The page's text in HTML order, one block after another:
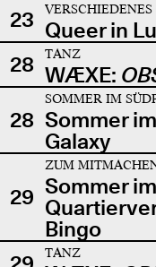
23
VERSCHIEDENES
Queer in
28
TANZ
WÆXE:
28
SOMMER IM
Sommer
Galaxy
29
ZUM
Sommer
Bingo
TANZ